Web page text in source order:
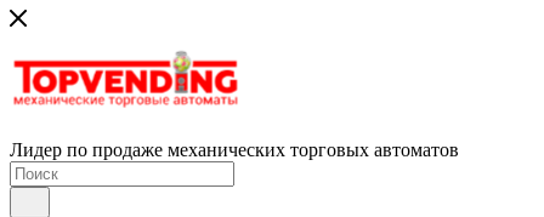
Лидер по продаже механических торговых автоматов